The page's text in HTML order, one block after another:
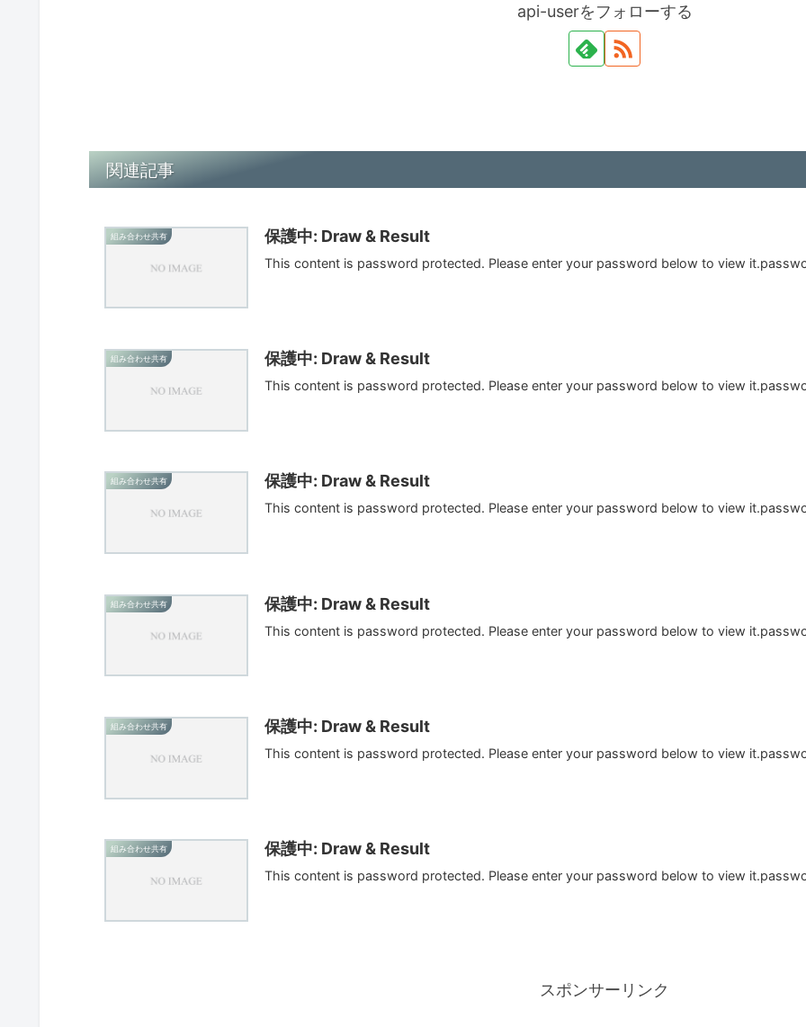
api-userをフォローする
関連記事
組み合わせ共有 保護中: Draw & Result
This content is password protected. Please enter your password below to view
組み合わせ共有 保護中: Draw & Result
This content is password protected. Please enter your password below to view
組み合わせ共有 保護中: Draw & Result
This content is password protected. Please enter your password below to view
組み合わせ共有 保護中: Draw & Result
This content is password protected. Please enter your password below to view
組み合わせ共有 保護中: Draw & Result
This content is password protected. Please enter your password below to view
組み合わせ共有 保護中: Draw & Result
This content is password protected. Please enter your password below to view
スポンサーリンク